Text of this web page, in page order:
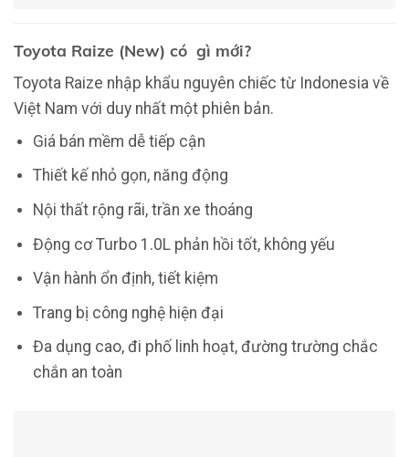
Toyota Raize (New) có gì mới?
Toyota Raize nhập khẩu nguyên chiếc từ Indonesia về
Việt Nam với duy nhất một phiên bản.
Giá bán mềm dễ tiếp cận
Thiết kế nhỏ gọn, năng động
Nội thất rộng rãi, trần xe thoáng
Động cơ Turbo 1.0L phản hồi tốt, không yếu
Vận hành ổn định, tiết kiệm
Trang bị công nghệ hiện đại
Đa dụng cao, đi phố linh hoạt, đường trường chắc
chắn an toàn